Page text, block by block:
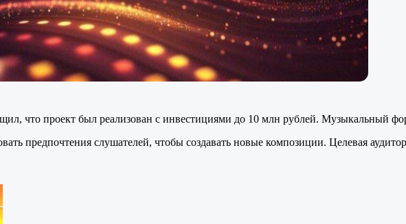
что проект был реализован с инвестициями до 10 млн рублей. Музыкальный
предпочтения слушателей, чтобы создавать новые композиции. Целевая